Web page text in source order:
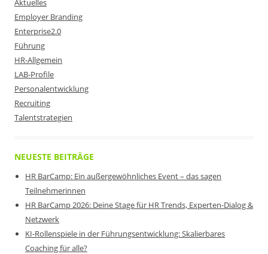
Aktuelles
Employer Branding
Enterprise2.0
Führung
HR-Allgemein
LAB-Profile
Personalentwicklung
Recruiting
Talentstrategien
NEUESTE BEITRÄGE
HR BarCamp: Ein außergewöhnliches Event – das sagen
Teilnehmerinnen
HR BarCamp 2026: Deine Stage für HR Trends, Experten-Dialog &
Netzwerk
KI-Rollenspiele in der Führungsentwicklung: Skalierbares
Coaching für alle?